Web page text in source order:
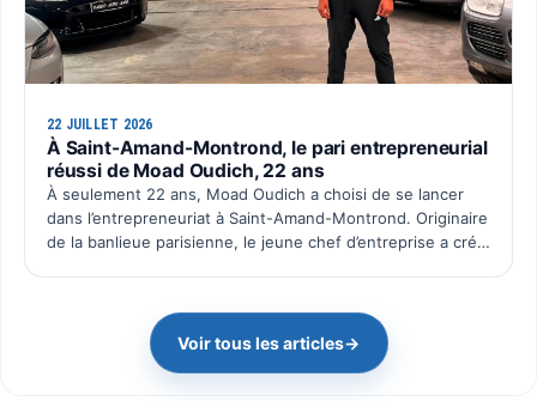
22 JUILLET 2026
À Saint-Amand-Montrond, le pari entrepreneurial
réussi de Moad Oudich, 22 ans
À seulement 22 ans, Moad Oudich a choisi de se lancer
dans l’entrepreneuriat à Saint-Amand-Montrond. Originaire
de la banlieue parisienne, le jeune chef d’entreprise a créé
Voir tous les articles→